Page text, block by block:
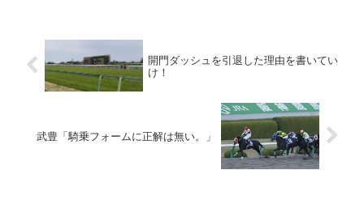
開門ダッシュを引退した理由を書いてい
け！
武豊「騎乗フォームに正解は無い。」